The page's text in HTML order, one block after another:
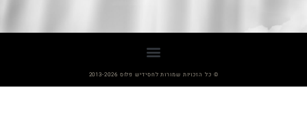
© כל הזכויות שמורות לחסידיש פלוס 2013-2026